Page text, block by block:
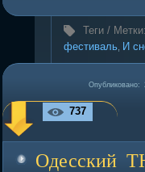
Теги / Метки:
фестиваль И
Опубликовано:
737
Одесский